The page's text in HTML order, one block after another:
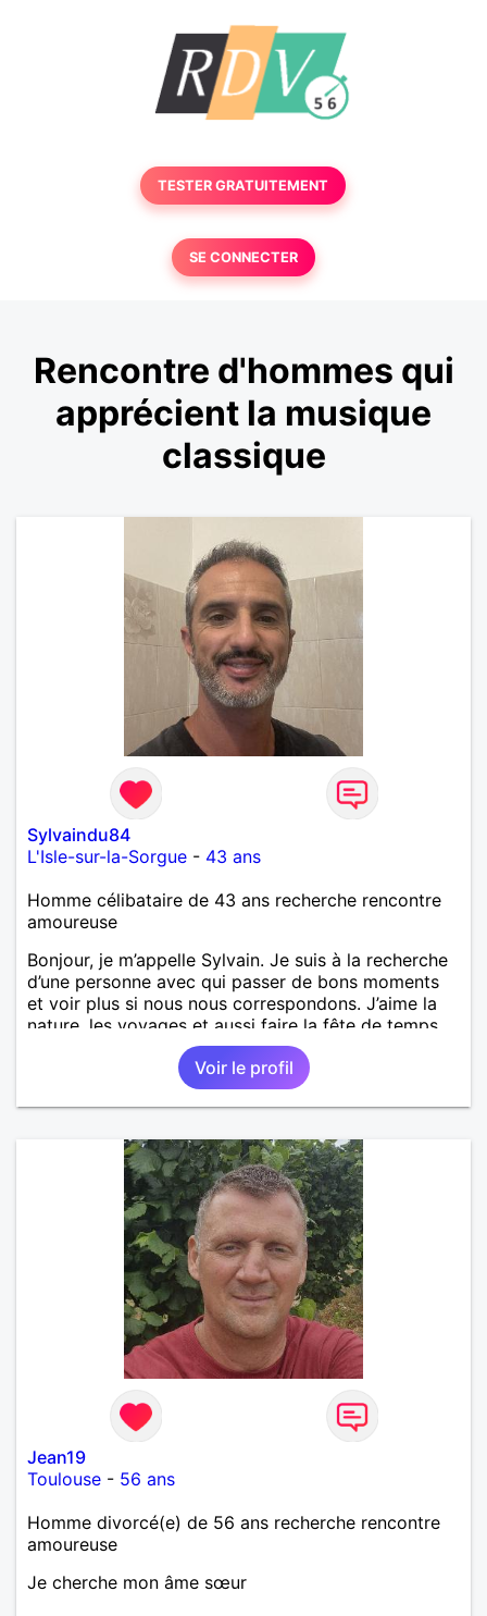
TESTER GRATUITEMENT
SE CONNECTER
Rencontre d'hommes qui
apprécient la musique
classique
Sylvaindu84
L'Isle-sur-la-Sorgue - 43 ans
Homme célibataire de 43 ans recherche rencontre
amoureuse
Bonjour, je m’appelle Sylvain. Je suis à la recherche
d’une personne avec qui passer de bons moments
et voir plus si nous nous correspondons. J’aime la
nature, les voyages et aussi faire la fête de temps
en temps ;-)Je suis papa d’un petit garçon de 7 ans
dont je m’occupe en garde alternée. J’aime à peu
près tous les styles de musique. (Oui je suis pas
trop fan de Jul). Je fais du sport pour garder la
pense en tout cas 😂)
Voir le profil
Jean19
Toulouse - 56 ans
Homme divorcé(e) de 56 ans recherche rencontre
amoureuse
Je cherche mon âme sœur